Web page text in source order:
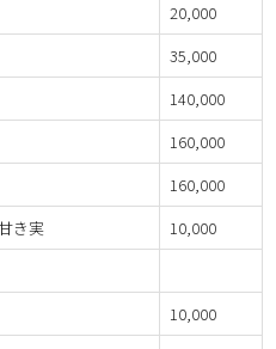
20,000
35,000
140,000
160,000
160,000
き実
10,000
10,000